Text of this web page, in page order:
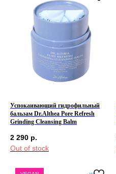
Успокаивающий гидрофильный
бальзам Dr.Althea Pore Refresh
Grinding Cleansing Balm
2 290 р.
Out of stock